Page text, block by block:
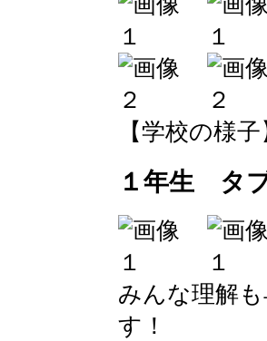
【学校の様
１年生 タ
みんな理解
す！